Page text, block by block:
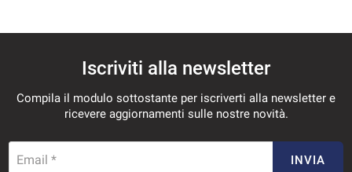
VEDI
908€/mese
Iscriviti alla newsletter
Compila il modulo sottostante per iscriverti alla newsletter e
ricevere aggiornamenti sulle nostre novità.
Email * INVIA